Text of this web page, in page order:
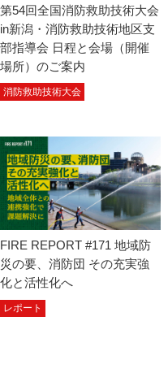
第54回全国消防救助技術大会
in新潟・消防救助技術地区支
部指導会 日程と会場（開催
場所）のご案内
消防救助技術大会
FIRE REPORT #171 地域防
災の要、消防団 その充実強
化と活性化へ
レポート